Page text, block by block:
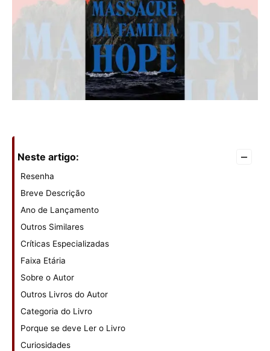
Neste artigo: –
Resenha
Breve Descrição
Ano de Lançamento
Outros Similares
Críticas Especializadas
Faixa Etária
Sobre o Autor
Outros Livros do Autor
Categoria do Livro
Porque se deve Ler o Livro
Curiosidades